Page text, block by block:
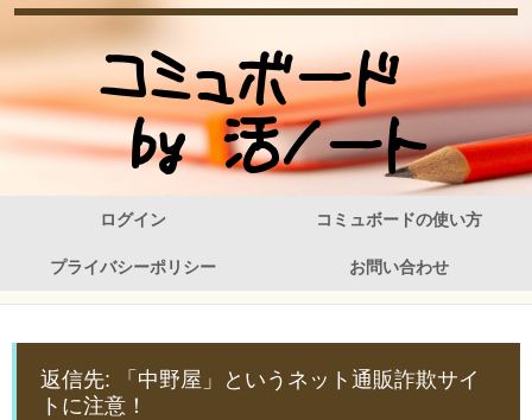
ログイン コミュボードの使い方
プライバシーポリシー お問い合わせ
返信先: 「中野屋」というネット通販詐欺サイ
トに注意！